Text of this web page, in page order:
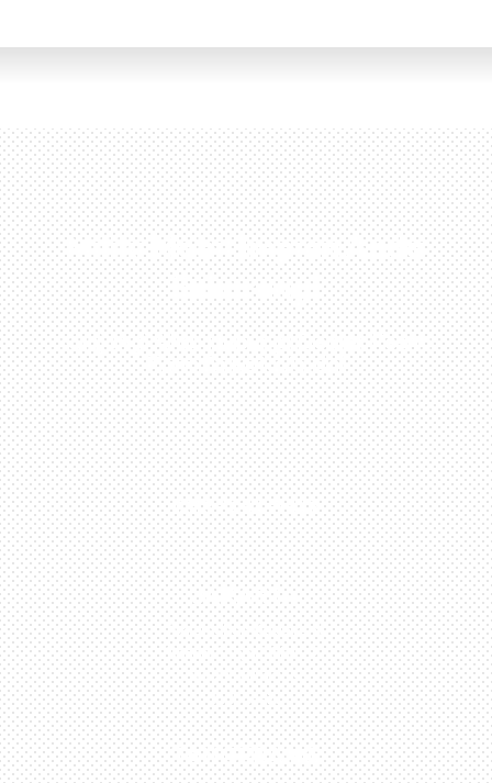
Miliki Mobil Impian Anda
Sekarang!
Kunjungi Atau Hubungi Dealer Resmi
Kami Di Kota Anda!
0813-1054-7548
JAKARTA
Perumahan Boulevard
Taman Surya 3 Blok h2,
No.27, Jakarta –
Indonesia
TANGERANG